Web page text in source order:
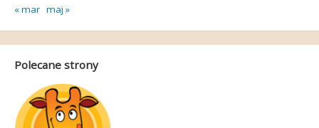
« mar maj »
Polecane strony